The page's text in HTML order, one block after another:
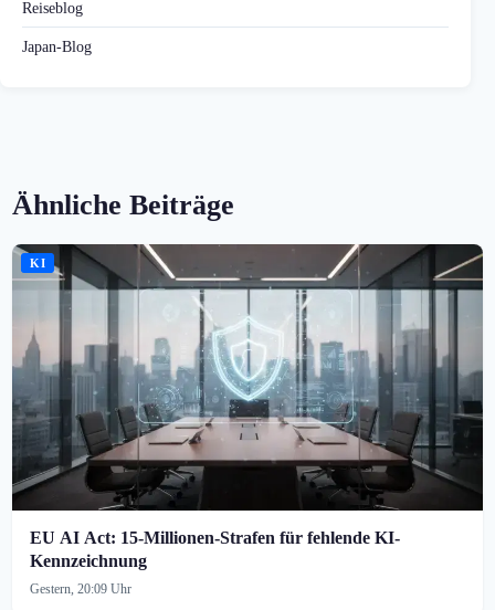
Reiseblog
Japan-Blog
Ähnliche Beiträge
KI
EU AI Act: 15-Millionen-Strafen für fehlende KI-
Kennzeichnung
Gestern, 20:09 Uhr